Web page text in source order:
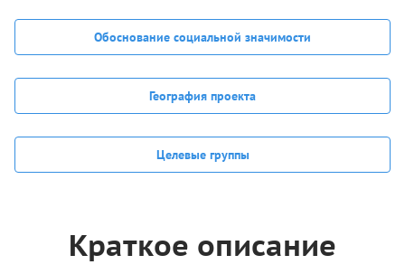
Обоснование социальной значимости
География проекта
Целевые группы
Краткое описание